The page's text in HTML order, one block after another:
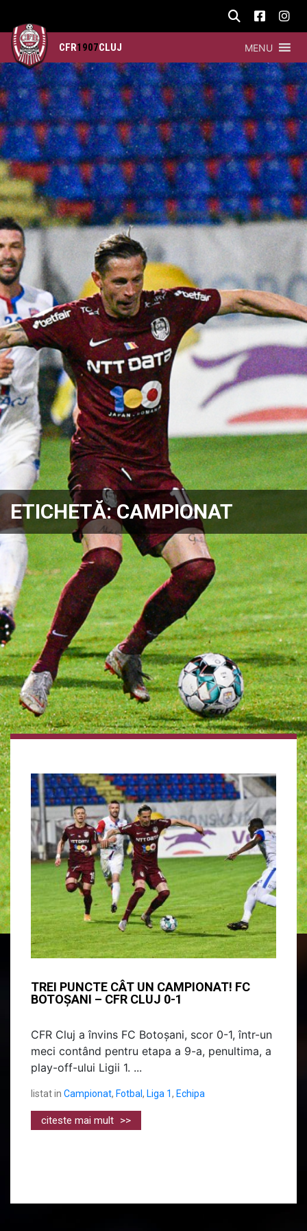
CFR1907CLUJ MENU
ETICHETĂ:CAMPIONAT
TREI PUNCTE CÂT UN CAMPIONAT! FC
BOTOȘANI – CFR CLUJ 0-1
CFR Cluj a învins FC Botoșani, scor 0-1, într-un
meci contând pentru etapa a 9-a, penultima, a
play-off-ului Ligii 1. ...
listat in Campionat, Fotbal , Liga 1, Echipa
citeste mai mult >>